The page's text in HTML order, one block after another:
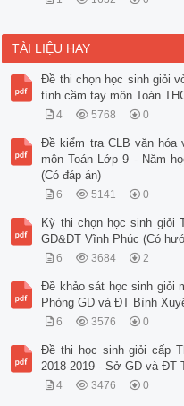
TÀI LIỆU HAY
Đề thi chọn học sinh giỏi
tính cầm tay môn Toán
4 5768 0
Đề kiểm tra CLB văn hóa
môn Toán Lớp 9 - Năm
(Có đáp án)
6 5141 0
Kỳ thi chọn học sinh giỏi
GD&ĐT Vĩnh Phúc (Có
6 3684 2
Đề khảo sát học sinh giỏi
Phòng GD và ĐT Bình
6 3576 0
Đề thi học sinh giỏi cấp
2018-2019 - Sở GD và ĐT
4 3476 0